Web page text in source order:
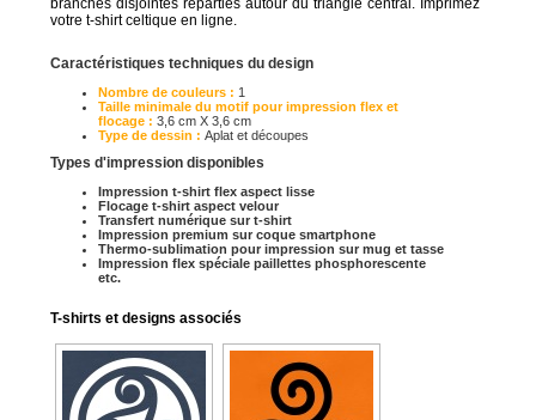
branches disjointes réparties autour du triangle central. Imprimez
votre t-shirt celtique en ligne.
Caractéristiques techniques du design
Nombre de couleurs : 1
Taille minimale du motif pour impression flex et
flocage : 3,6 cm X 3,6 cm
Type de dessin : Aplat et découpes
Types d'impression disponibles
Impression t-shirt flex aspect lisse
Flocage t-shirt aspect velour
Transfert numérique sur t-shirt
Impression premium sur coque smartphone
Thermo-sublimation pour impression sur mug et tasse
Impression flex spéciale paillettes phosphorescente
etc.
T-shirts et designs associés